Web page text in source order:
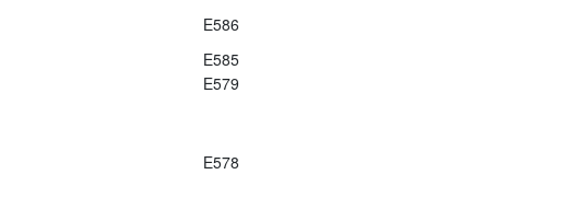
E586
E585
E579
E578